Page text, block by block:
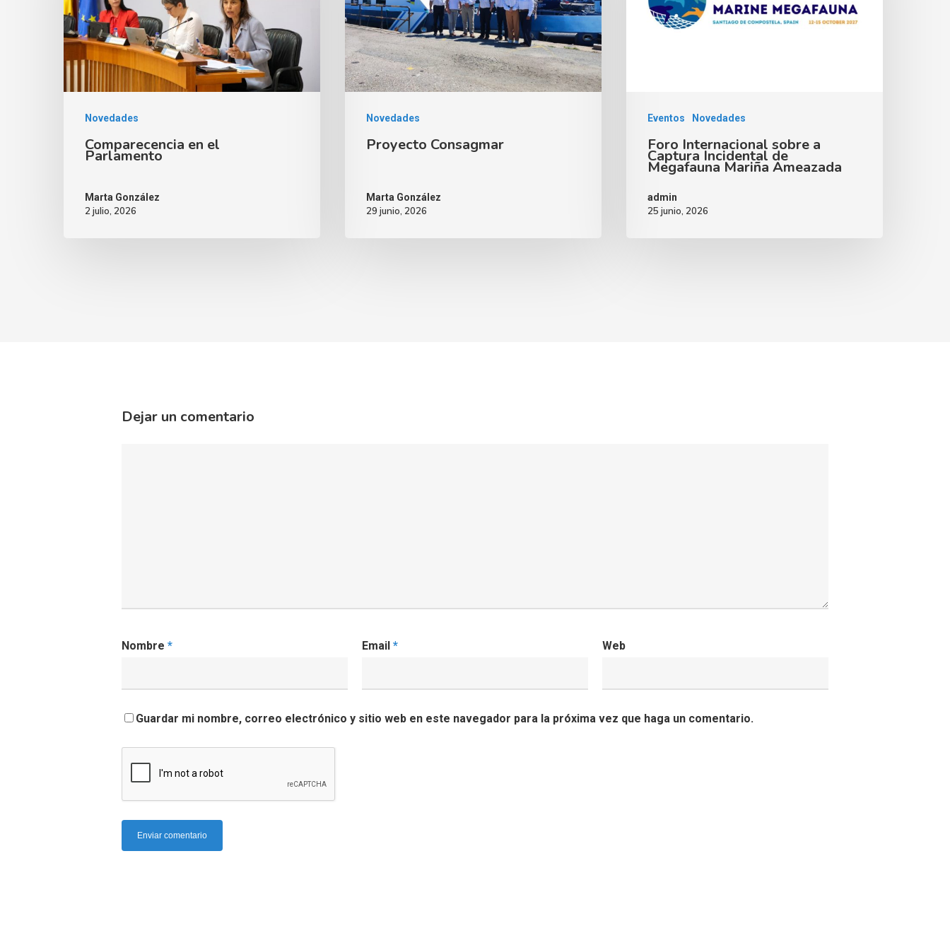
Novedades
Comparecencia en el
Parlamento
Marta González
2 julio, 2026
Novedades
Proyecto Consagmar
Marta González
29 junio, 2026
Eventos Novedades
Foro Internacional sobre a
Captura Incidental de
Megafauna Mariña Ameazada
admin
25 junio, 2026
Dejar un comentario
Nombre * Email * Web
Guardar mi nombre, correo electrónico y sitio web en este navegador para la próxima vez que haga un comentario.